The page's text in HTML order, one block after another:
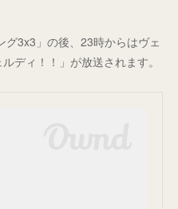
3x3」の後、23時からはヴェ
ディ！！」が放送されます。